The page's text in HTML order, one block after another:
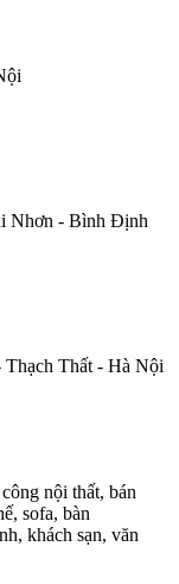
Nhơn - Bình Định
Thất - Hà Nội
nội thất, bán
sofa, bàn
khách sạn, văn